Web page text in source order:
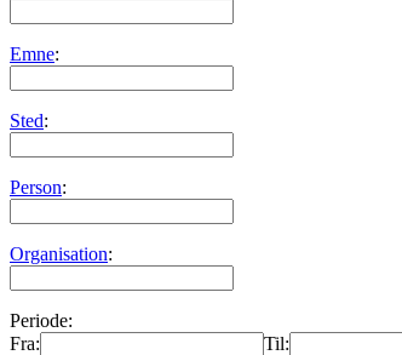
Emne:
Sted:
Person:
Organisation:
Periode:
Fra:
Til: